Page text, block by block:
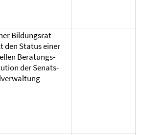
Bildungsrat
den Status einer
Beratungs­
der Senats-